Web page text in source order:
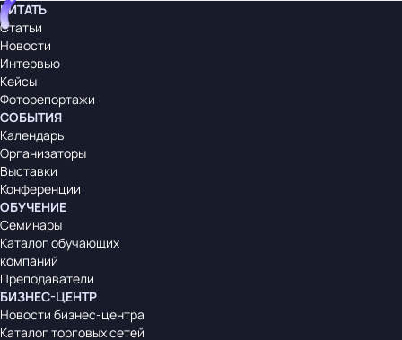
ЧИТАТЬ
Статьи
Новости
Интервью
Кейсы
Фоторепортажи
СОБЫТИЯ
Календарь
Организаторы
Выставки
Конференции
ОБУЧЕНИЕ
Семинары
Каталог обучающих
компаний
Преподаватели
БИЗНЕС-ЦЕНТР
Новости бизнес-центра
Каталог торговых сетей